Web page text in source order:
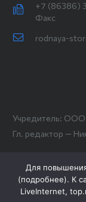
+7 (86386)
Факс
rodnaya-
Учредитель: ООО
Гл. редактор —
Для
(подробнее). К
LiveInternet,